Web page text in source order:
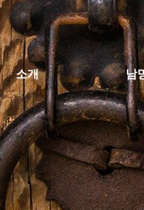
소개
조직도
임원소개
재정운영관리
남
남
연
사